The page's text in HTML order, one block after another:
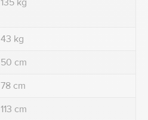
135 kg
43 kg
50 cm
78 cm
113 cm